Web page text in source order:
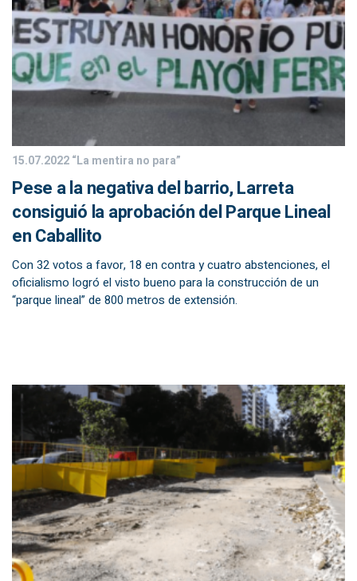
15.07.2022“La mentira no para”
Pese a la negativa del barrio, Larreta
consiguió la aprobación del Parque Lineal
en Caballito
Con 32 votos a favor, 18 en contra y cuatro abstenciones, el
oficialismo logró el visto bueno para la construcción de un
“parque lineal” de 800 metros de extensión.